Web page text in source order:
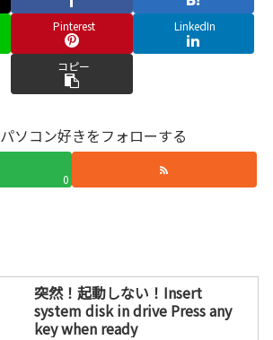
Pinterest LinkedIn
コピー
ソコン好きをフォローする
0
突然！起動しない！Insert
system disk in drive Press any
key when ready